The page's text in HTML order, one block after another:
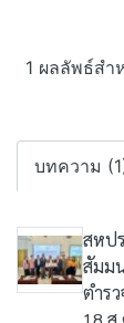
1 ผลลัพธ์ส
บทความ
สหป
สัมม
ตำร